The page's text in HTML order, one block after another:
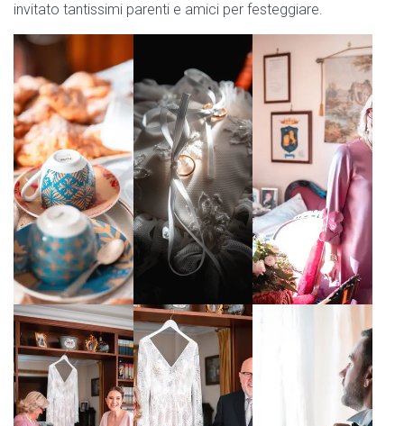
invitato tantissimi parenti e amici per festeggiare.